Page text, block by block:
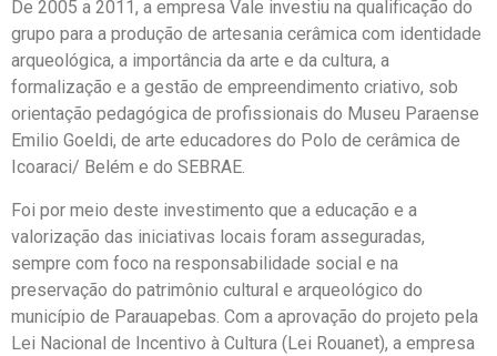
De 2005 a 2011, a empresa Vale investiu na qualificação do
grupo para a produção de artesania cerâmica com identidade
arqueológica, a importância da arte e da cultura, a
formalização e a gestão de empreendimento criativo, sob
orientação pedagógica de profissionais do Museu Paraense
Emilio Goeldi, de arte educadores do Polo de cerâmica de
Icoaraci/ Belém e do SEBRAE.
Foi por meio deste investimento que a educação e a
valorização das iniciativas locais foram asseguradas,
sempre com foco na responsabilidade social e na
preservação do patrimônio cultural e arqueológico do
município de Parauapebas. Com a aprovação do projeto pela
Lei Nacional de Incentivo à Cultura (Lei Rouanet), a empresa